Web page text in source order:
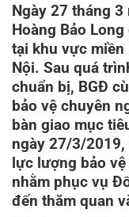
Ngày 27 tháng 3
Hoàng Bảo
tại khu vực miền
Nội. Sau quá
chuẩn bị, BGĐ
bảo vệ chuyên
bàn giao mục
ngày 27/3/
lực lượng bảo
nhằm phục vụ
đến thăm quan